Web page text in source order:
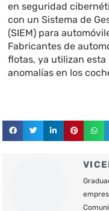
en seguridad
con un Sistema de
(SIEM) para
Fabricantes de
flotas, ya utilizan
anomalías en los